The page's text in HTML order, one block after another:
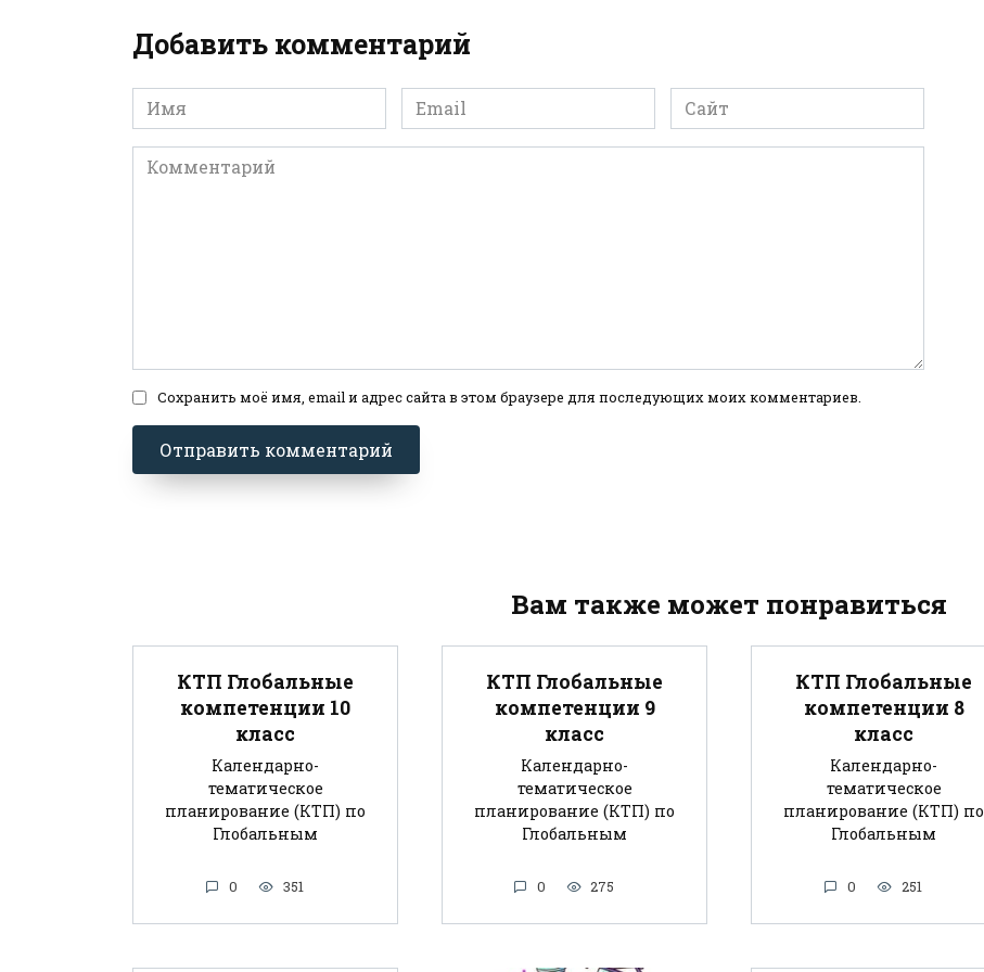
Добавить комментарий
Имя
*
Email
*
Сайт
Комментарий
Сохранить моё имя, email и адрес сайта в этом браузере для последующих моих комментариев.
Вам также может понравиться
КТП Глобальные
компетенции 10
класс
Календарно-
тематическое
планирование (КТП) по
Глобальным
0 351
КТП Глобальные
компетенции 9
класс
Календарно-
тематическое
планирование (КТП) по
Глобальным
0 275
КТП Глобальные
компетенции 8
класс
Календарно-
тематическое
планирование (КТП) по
Глобальным
0 251